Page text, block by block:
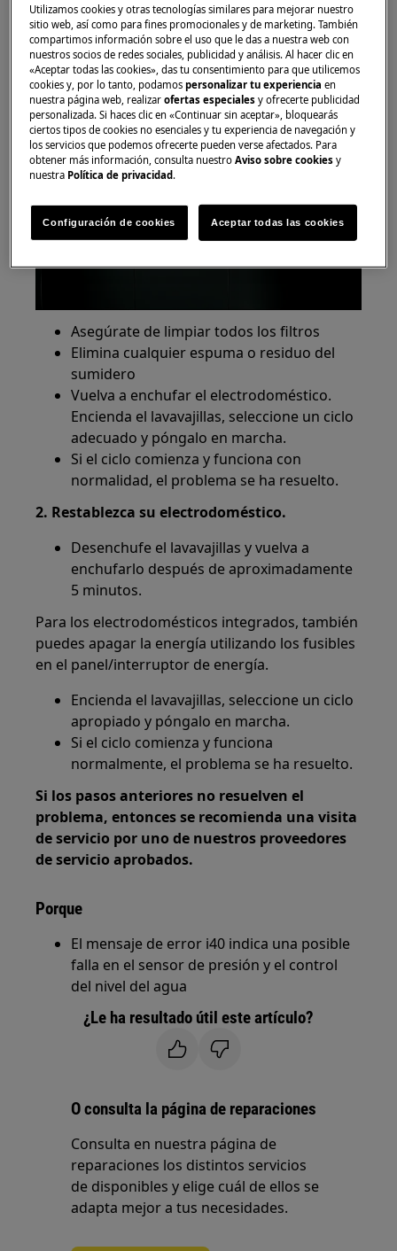
lavavajillas (vea el video instructivo a
continuación) en busca de señales de
espuma/detergente y residuos
Cómo limpiar el filtro de tu lavavajillas
Play
Asegúrate de limpiar todos los filtros
Elimina cualquier espuma o residuo del
sumidero
Vuelva a enchufar el electrodoméstico.
Encienda el lavavajillas, seleccione un ciclo
adecuado y póngalo en marcha.
Si el ciclo comienza y funciona con
normalidad, el problema se ha resuelto.
2. Restablezca su electrodoméstico.
Desenchufe el lavavajillas y vuelva a
enchufarlo después de aproximadamente
5 minutos.
Para los electrodomésticos integrados, también
puedes apagar la energía utilizando los fusibles
en el panel/interruptor de energía.
Encienda el lavavajillas, seleccione un ciclo
apropiado y póngalo en marcha.
Si el ciclo comienza y funciona
normalmente, el problema se ha resuelto.
Si los pasos anteriores no resuelven el
problema, entonces se recomienda una visita
de servicio por uno de nuestros proveedores
de servicio aprobados.
Porque
El mensaje de error i40 indica una posible
falla en el sensor de presión y el control
del nivel del agua
¿Le ha resultado útil este artículo?
O consulta la página de reparaciones
Consulta en nuestra página de
reparaciones los distintos servicios
de disponibles y elige cuál de ellos se
adapta mejor a tus necesidades.
Utilizamos cookies y otras tecnologías similares para mejorar nuestro
sitio web, así como para fines promocionales y de marketing. También
compartimos información sobre el uso que le das a nuestra web con
nuestros socios de redes sociales, publicidad y análisis. Al hacer clic en
«Aceptar todas las cookies», das tu consentimiento para que utilicemos
cookies y, por lo tanto, podamospersonalizar tu experienciaen
nuestra página web, realizarofertas especiales y ofrecerte publicidad
personalizada. Si haces clic en «Continuar sin aceptar», bloquearás
ciertos tipos de cookies no esenciales y tu experiencia de navegación y
los servicios que podemos ofrecerte pueden verse afectados. Para
obtener más información, consulta nuestroAviso sobre cookies y
nuestra Política de privacidad.
Configuración de cookies Aceptar todas las cookies